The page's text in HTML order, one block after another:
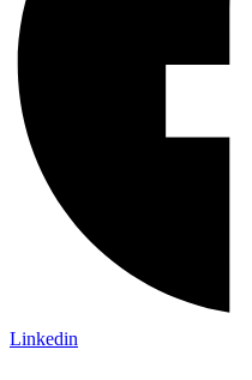
Linkedin